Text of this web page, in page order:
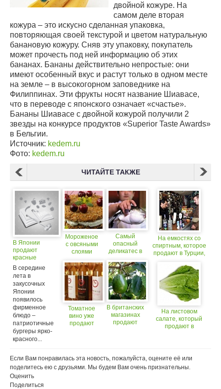
двойной кожуре. На
самом деле вторая
кожура – это искусно сделанная упаковка,
повторяющая своей текстурой и цветом натуральную
банановую кожуру. Сняв эту упаковку, покупатель
может прочесть под ней информацию об этих
бананах. Бананы действительно непростые: они
имеют особенный вкус и растут только в одном месте
на земле – в высокогорном заповеднике на
Филиппинах. Эти фрукты носят название Шиавасе,
что в переводе с японского означает «счастье».
Бананы Шиавасе с двойной кожурой получили 2
звезды на конкурсе продуктов «Superior Taste Awards»
в Бельгии.
Источник: kedem.ru
Фото: kedem.ru
ЧИТАЙТЕ ТАКЖЕ
В Японии
продают
красные
бургеры
В середине
лета в
закусочных
Японии
появилось
фирменное
блюдо –
патриотичные
бургеры ярко-
красного...
Мороженое
с овсяными
слоями
Томатное
вино уже
продают
Самый
опасный
деликатес в
продают по
Интернету
В британских
магазинах
продают
На емкостях со
спиртным, которое
продают в Турции,
предупредительные
знаки
На листовом
салате, который
продают в
Если Вам понравилась эта новость, пожалуйста, оцените её или
поделитесь ею с друзьями. Мы будем Вам очень признательны.
Оценить
Поделиться